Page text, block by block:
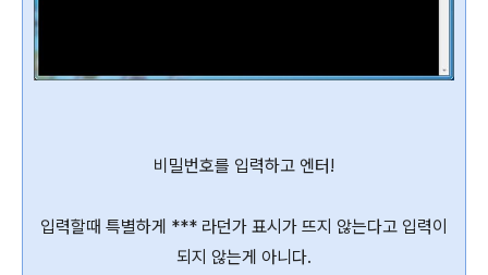
비밀번호를 입력하고 엔터!
입력할때 특별하게 *** 라던가 표시가 뜨지 않는다고 입력이
되지 않는게 아니다.